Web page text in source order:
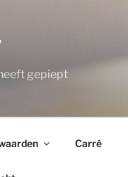
gepiept
Carré